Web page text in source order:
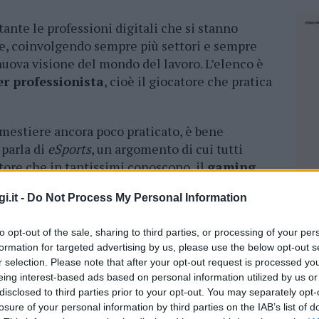
- Do Not Process My Personal Information
opt-out of the sale, sharing to third parties, or processing of your
for targeted advertising by us, please use the below opt-out
selection. Please note that after your opt-out request is processed
interest-based ads based on personal information utilized by us
to third parties prior to your opt-out. You may separately
of your personal information by third parties on the IAB’s list of
le professioni digitali che si stanno
coinvolgendo sempre più settori e sempre
visione del mondo del lavoro. L’elenco è
professionista, cioè il giocatore che pratica
ancora poco praticato, è bene
di eSports, un argomento di cui tutti
che in tantissimi conoscono, ilgaming.
nella categoria dei videogiochi,
può partecipare. L’unica differenza
che gli eSports appartengono più
a quello puramente ludico.